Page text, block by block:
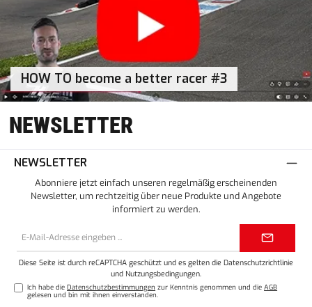
HOW TO become a better racer #3
NEWSLETTER
NEWSLETTER
Abonniere jetzt einfach unseren regelmäßig erscheinenden
Newsletter, um rechtzeitig über neue Produkte und Angebote
informiert zu werden.
Diese Seite ist durch reCAPTCHA geschützt und es gelten die Datenschutzrichtlinie
und Nutzungsbedingungen
Ich habe dieDatenschutzbestimmungen zur Kenntnis genommen und dieAGB
gelesen und bin mit ihnen einverstanden.